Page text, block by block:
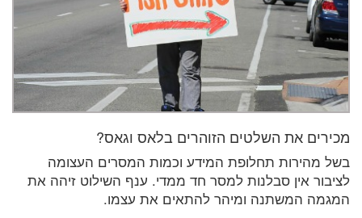
מכירים את השלטים הזוהרים בלאס וגאס?
בשל מהירות תחלופת המידע וכמות המסרים העצומה
לציבור אין סבלנות למסר חד ממדי. ענף השילוט זיהה את
המגמה המשתנה ומיהר להתאים את עצמו.